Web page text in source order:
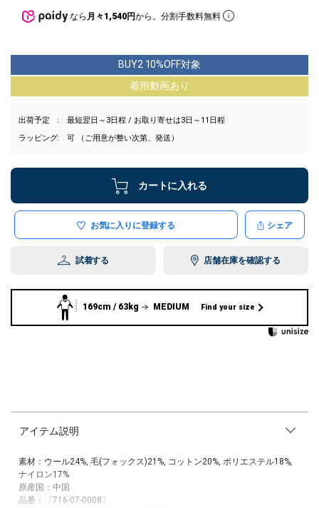
なら 月々1,540円から。分割手数料無料
BUY2 10%OFF対象
着用動画あり
出荷予定
最短翌日～3日程 / お取り寄せは3日～11日程
ラッピング
可 （ご用意が整い次第、発送）
カートに入れる
お気に入りに登録する シェア
試着する 店舗在庫を確認する
169cm / 63kg MEDIUM Find your size
アイテム説明
素材：ウール24%, 毛(フォックス)21%, コットン20%, ポリエステル18%,
ナイロン17%
原産国：中国
品番：〔716-07-0008〕